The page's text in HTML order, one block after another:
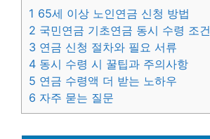
1 65세 이상 노인연금 신청 방법
2 국민연금 기초연금 동시 수령 조건
3 연금 신청 절차와 필요 서류
4 동시 수령 시 꿀팁과 주의사항
5 연금 수령액 더 받는 노하우
6 자주 묻는 질문